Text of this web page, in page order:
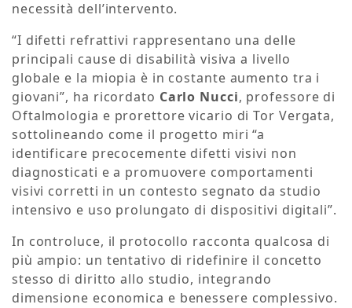
necessità dell’intervento.
“I difetti refrattivi rappresentano una delle
principali cause di disabilità visiva a livello
globale e la miopia è in costante aumento tra i
giovani”, ha ricordato Carlo Nucci, professore di
Oftalmologia e prorettore vicario di Tor Vergata,
sottolineando come il progetto miri “a
identificare precocemente difetti visivi non
diagnosticati e a promuovere comportamenti
visivi corretti in un contesto segnato da studio
intensivo e uso prolungato di dispositivi digitali”.
In controluce, il protocollo racconta qualcosa di
più ampio: un tentativo di ridefinire il concetto
stesso di diritto allo studio, integrando
dimensione economica e benessere complessivo.